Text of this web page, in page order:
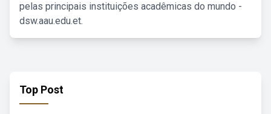
pelas principais instituições acadêmicas do mundo -
dsw.aau.edu.et.
Top Post